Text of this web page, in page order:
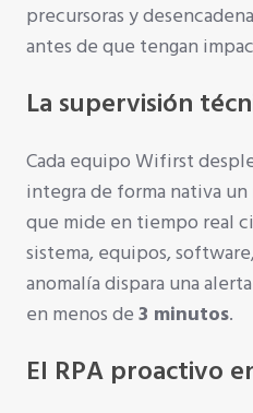
precursoras y
antes de que tengan
La supervisión
Cada equipo Wifirst
integra de forma nativa
que mide en tiempo real
sistema, equipos,
anomalía dispara una
en menos de 3 minutos.
El RPA proactivo